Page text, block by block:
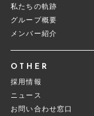
私たちの軌跡
グループ概要
メンバー紹介
OTHER
採用情報
ニュース
お問い合わせ窓口